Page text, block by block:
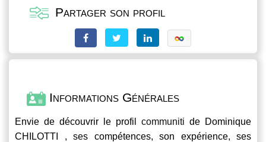
Partager son profil
Informations Générales
Envie de découvrir le profil communiti de Dominique
CHILOTTI , ses compétences, son expérience, ses